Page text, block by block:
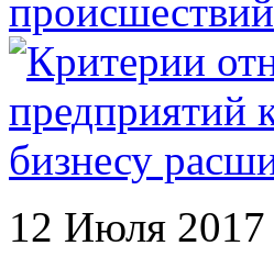
происшествий
12 Июля 2017